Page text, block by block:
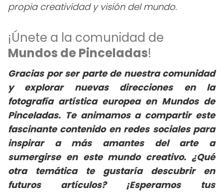
propia creatividad y visión del mundo.
¡Únete a la comunidad de
Mundos de Pinceladas!
Gracias por ser parte de nuestra comunidad
y explorar nuevas direcciones en la
fotografía artística europea en Mundos de
Pinceladas. Te animamos a compartir este
fascinante contenido en redes sociales para
inspirar a más amantes del arte a
sumergirse en este mundo creativo. ¿Qué
otra temática te gustaría descubrir en
futuros artículos? ¡Esperamos tus